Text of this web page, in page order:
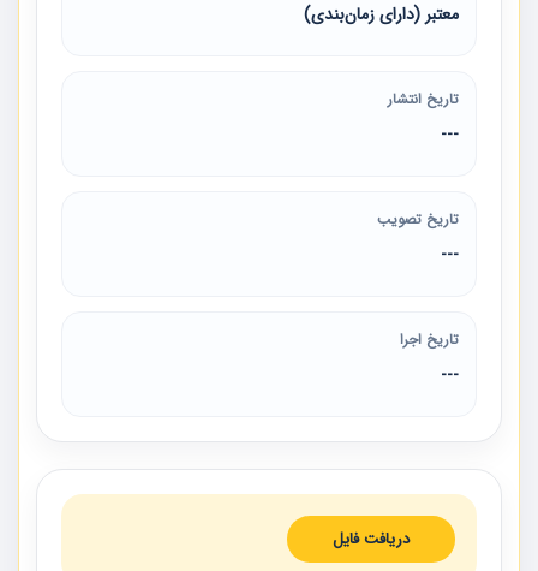
معتبر (دارای زمان‌بندی)
تاریخ انتشار
---
تاریخ تصویب
---
تاریخ اجرا
---
دریافت فایل